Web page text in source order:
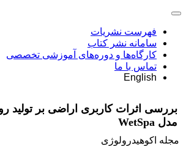
فهرست نشریات
سامانه نشر کتاب
کارگاه‌ها و دوره‌های آموزشی تخصصی
تماس با ما
English
بررسی اثرات کاربری اراضی بر تولید
مدل WetSpa
مجله اکوهیدرولوژی